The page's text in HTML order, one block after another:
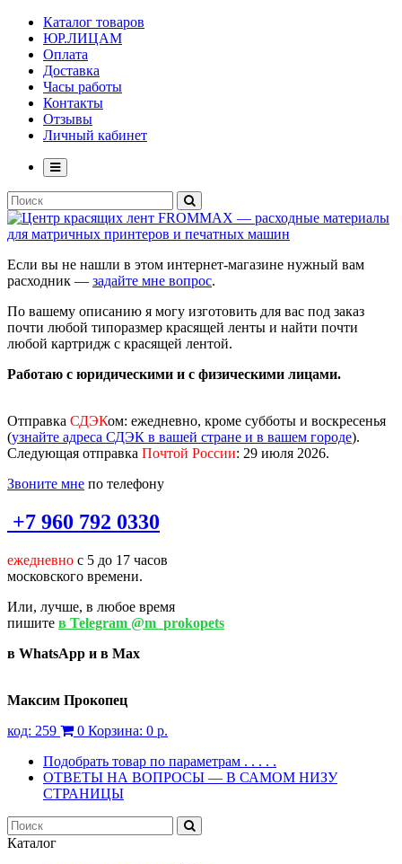
Каталог товаров
ЮР.ЛИЦАМ
Оплата
Доставка
Часы работы
Контакты
Отзывы
Личный кабинет
Если вы не нашли в этом интернет-магазине нужный вам
расходник — задайте мне вопрос.
По вашему описанию я могу изготовить для вас под заказ
почти любой типоразмер красящей ленты и найти почти
любой картридж с красящей лентой.
Работаю с юридическими и с физическими лицами.
Отправка СДЭКом: ежедневно, кроме субботы и воскресенья
(узнайте адреса СДЭК в вашей стране и в вашем городе).
Следующая отправка Почтой России: 29 июля 2026.
Звоните мне по телефону
+7 960 792 0330
ежедневно с 5 до 17 часов
московского времени.
Или, лучше, в любое время
пишите в Telegram @m_prokopets
в WhatsApp и в Max
Максим Прокопец
код: 259 0 Корзина: 0 р.
Подобрать товар по параметрам . . . . .
ОТВЕТЫ НА ВОПРОСЫ — В САМОМ НИЗУ
СТРАНИЦЫ
Каталог